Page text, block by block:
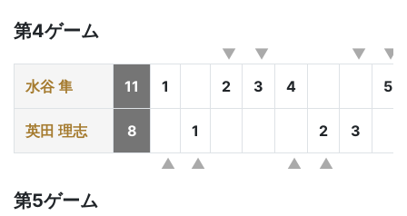
第4ゲーム
水谷 隼 11 1 2 3 4 5
英田 理志 8 1 2 3
第5ゲーム